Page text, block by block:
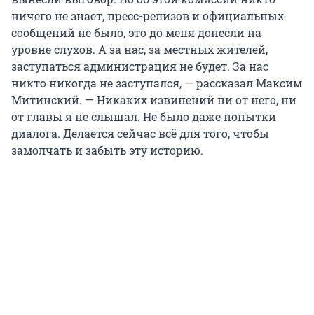
ничего не знает, пресс-релизов и официальных
сообщений не было, это до меня донесли на
уровне слухов. А за нас, за местных жителей,
заступаться администрация не будет. За нас
никто никогда не заступался, — рассказал Максим
Митинский. — Никаких извинений ни от него, ни
от главы я не слышал. Не было даже попытки
диалога. Делается сейчас всё для того, чтобы
замолчать и забыть эту историю.